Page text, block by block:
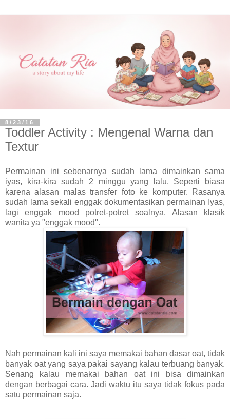
8/23/16
Toddler Activity : Mengenal Warna dan
Textur
Permainan ini sebenarnya sudah lama dimainkan sama
iyas, kira-kira sudah 2 minggu yang lalu. Seperti biasa
karena alasan malas transfer foto ke komputer. Rasanya
sudah lama sekali enggak dokumentasikan permainan Iyas,
lagi enggak mood potret-potret soalnya. Alasan klasik
wanita ya "enggak mood".
Nah permainan kali ini saya memakai bahan dasar oat, tidak
banyak oat yang saya pakai sayang kalau terbuang banyak.
Senang kalau memakai bahan oat ini bisa dimainkan
dengan berbagai cara. Jadi waktu itu saya tidak fokus pada
satu permainan saja.